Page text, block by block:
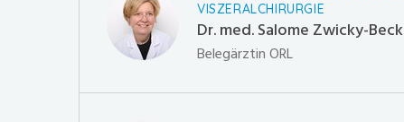
VISZERALCHIRURGIE
Dr. med. Salome Zwicky-Beck
Belegärztin ORL